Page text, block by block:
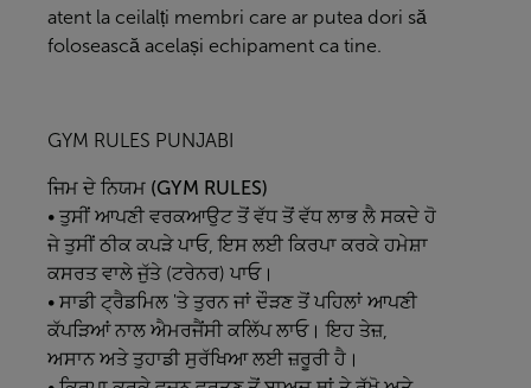
atent la ceilalți membri care ar putea dori să
folosească același echipament ca tine.
GYM RULES PUNJABI
ਜਿਮ ਦੇ ਨਿਯਮ (GYM RULES)
• ਤੁਸੀਂ ਆਪਣੀ ਵਰਕਆਉਟ ਤੋਂ ਵੱਧ ਤੋਂ ਵੱਧ ਲਾਭ ਲੈ ਸਕਦੇ ਹੋ
ਜੇ ਤੁਸੀਂ ਠੀਕ ਕਪੜੇ ਪਾਓ, ਇਸ ਲਈ ਕਿਰਪਾ ਕਰਕੇ ਹਮੇਸ਼ਾ
ਕਸਰਤ ਵਾਲੇ ਜੁੱਤੇ (ਟਰੇਨਰ) ਪਾਓ।
• ਸਾਡੀ ਟ੍ਰੈਡਮਿਲ 'ਤੇ ਤੁਰਨ ਜਾਂ ਦੌੜਣ ਤੋਂ ਪਹਿਲਾਂ ਆਪਣੀ
ਕੱਪੜਿਆਂ ਨਾਲ ਐਮਰਜੈਂਸੀ ਕਲਿੱਪ ਲਾਓ। ਇਹ ਤੇਜ਼,
ਅਸਾਨ ਅਤੇ ਤੁਹਾਡੀ ਸੁਰੱਖਿਆ ਲਈ ਜ਼ਰੂਰੀ ਹੈ।